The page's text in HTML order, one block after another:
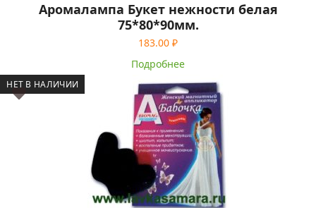
Аромалампа Букет нежности белая
75*80*90мм.
183.00 ₽
Подробнее
НЕТ В НАЛИЧИИ